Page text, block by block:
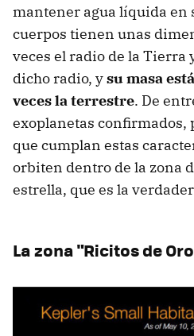
mantener agua líquida en
cuerpos tienen unas
veces el radio de la Tierra
dicho radio, ysu masa
veces la terrestre. De
exoplanetas confirmados,
que cumplan estas
orbiten dentro de la zona
estrella, que es la
La zona "Ricitos de